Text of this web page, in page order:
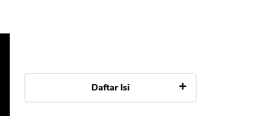
Daftar Isi